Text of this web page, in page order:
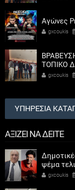
Αγώνες
gxcoukis
ΤΟΠΙΚΟ
gxcoukis
ΥΠΗΡΕΣΙΑ
ΑΞΙΖΕΙ ΝΑ ΔΕΙΤΕ
ψέμα
gxcoukis